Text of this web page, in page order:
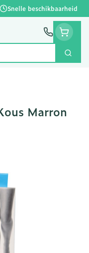
Snelle beschikbaarheid
Zoek
Marron